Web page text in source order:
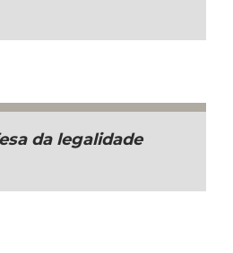
da legalidade